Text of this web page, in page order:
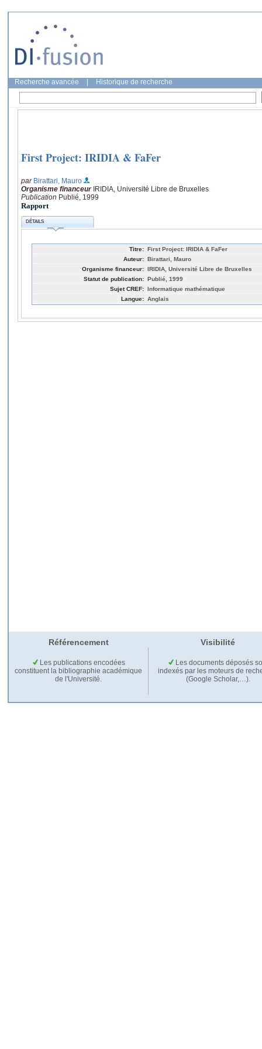
Recherche avancée Historique de recherche
First Project: IRIDIA & FaFer
par Birattari, Mauro
Organisme financeur IRIDIA, Université Libre de Bruxelles
Publication Publié, 1999
Rapport
DÉTAILS
Titre: First Project: IRIDIA & FaFer
Auteur: Birattari, Mauro
Organisme financeur: IRIDIA, Université Libre de Bruxelles
Statut de publication: Publié, 1999
Sujet CREF: Informatique mathématique
Langue: Anglais
Référencement Visibilité
Les publications encodées
constituent la bibliographie académique
de l'Université.
Les documents déposés
indexés par les moteurs de
(Google Scholar,…).